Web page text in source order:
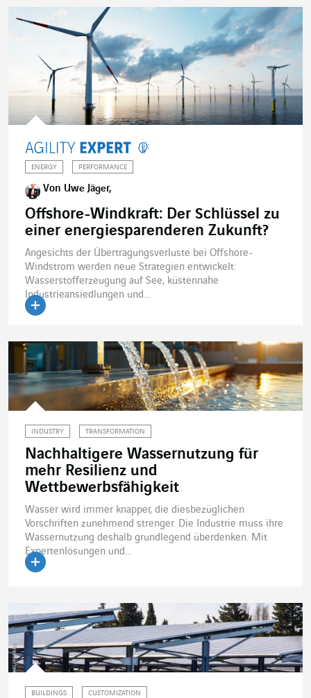
ENERGY PERFORMANCE
Von Uwe Jäger,
Offshore-Windkraft: Der Schlüssel zu
einer energiesparenderen Zukunft?
Angesichts der Übertragungsverluste bei Offshore-
Windstrom werden neue Strategien entwickelt:
Wasserstofferzeugung auf See, küstennahe
Industrieansiedlungen und...
INDUSTRY TRANSFORMATION
Nachhaltigere Wassernutzung für
mehr Resilienz und
Wettbewerbsfähigkeit
Wasser wird immer knapper, die diesbezüglichen
Vorschriften zunehmend strenger. Die Industrie muss ihre
Wassernutzung deshalb grundlegend überdenken. Mit
Expertenlösungen und...
BUILDINGS CUSTOMIZATION